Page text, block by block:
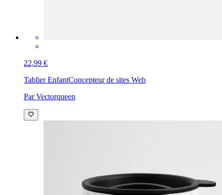
22,99 €
Tablier EnfantConcepteur de sites Web
Par Vectorqueen